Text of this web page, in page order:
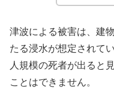
津波による被害は、建
たる浸水が想定されて
人規模の死者が出ると
ことはできません。